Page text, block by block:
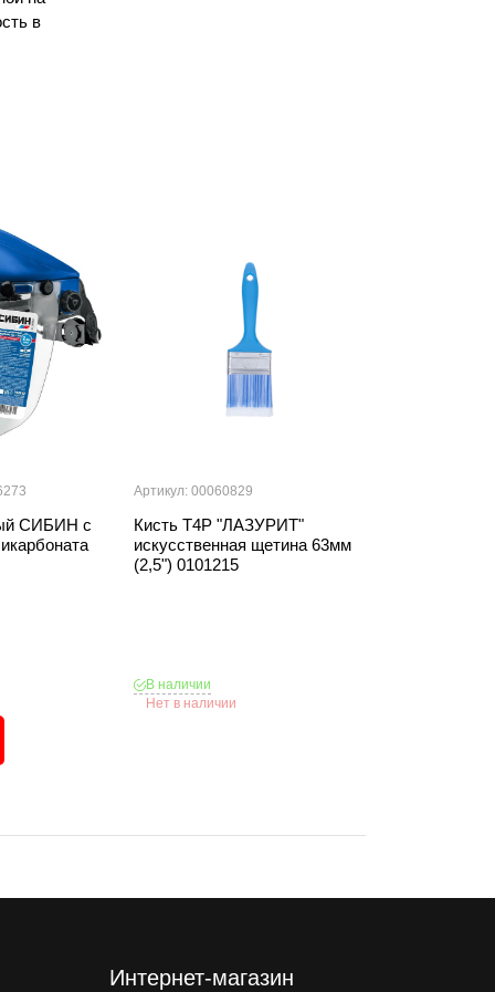
в
СИБИН с
Артикул: 00060829
Кисть T4P "ЛАЗУРИТ"
искусственная щетина 63мм
(2,5") 0101215
В наличии
Нет в наличии
Интернет-магазин